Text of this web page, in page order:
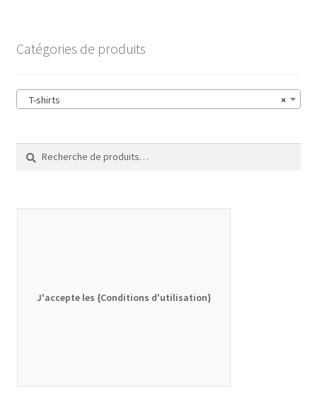
Catégories de produits
×
T-shirts
Recherche
pour :
Recherche
J'accepte les {Conditions d'utilisation}